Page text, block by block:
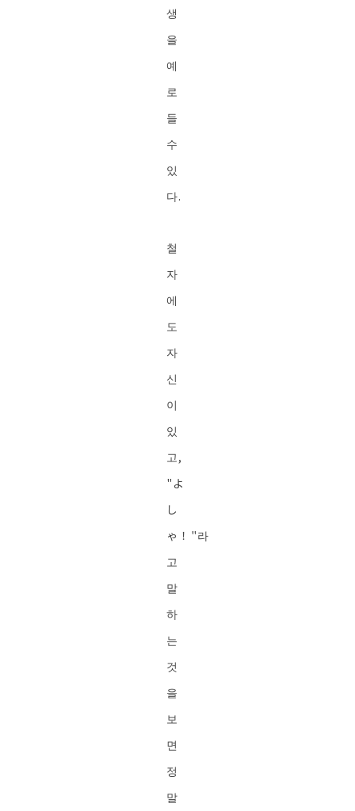
생
을
예
로
들
수
있
다.
철
자
에
도
자
신
이
있
고,
"よ
し
ゃ！"라
고
말
하
는
것
을
보
면
정
말